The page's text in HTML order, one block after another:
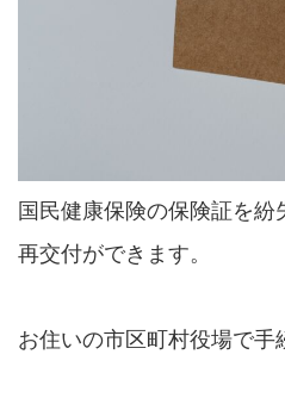
国民健康保険の保険証を紛
再交付ができます。
お住いの市区町村役場で手